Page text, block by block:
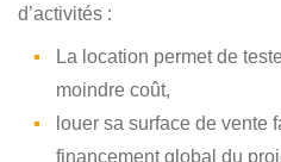
d’activités :
La location permet de
moindre coût,
louer sa surface de vente
financement global du